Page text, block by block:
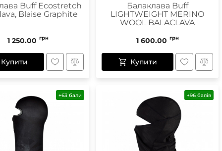
Пристрої для відлякування
Беруші
Маски для сну
Buff Ecostretch
Blaise Graphite
1 250.00 грн
Купити
Балаклава Buff
LIGHTWEIGHT MERINO
WOOL BALACLAVA
1 600.00 грн
Купити
+63 бали +96 балів